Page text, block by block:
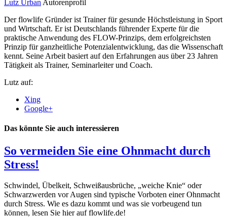
Lutz Urban Autorenprofil
Der flowlife Gründer ist Trainer für gesunde Höchstleistung in Sport
und Wirtschaft. Er ist Deutschlands führender Experte für die
praktische Anwendung des FLOW-Prinzips, dem erfolgreichsten
Prinzip für ganzheitliche Potenzialentwicklung, das die Wissenschaft
kennt. Seine Arbeit basiert auf den Erfahrungen aus über 23 Jahren
Tätigkeit als Trainer, Seminarleiter und Coach.
Lutz auf:
Xing
Google+
Das könnte Sie auch interessieren
So vermeiden Sie eine Ohnmacht durch
Stress!
Schwindel, Übelkeit, Schweißausbrüche, „weiche Knie“ oder
Schwarzwerden vor Augen sind typische Vorboten einer Ohnmacht
durch Stress. Wie es dazu kommt und was sie vorbeugend tun
können, lesen Sie hier auf flowlife.de!